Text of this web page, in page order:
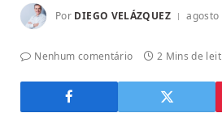
Por DIEGO VELÁZQUEZ agosto
Nenhum comentário 2 Mins de